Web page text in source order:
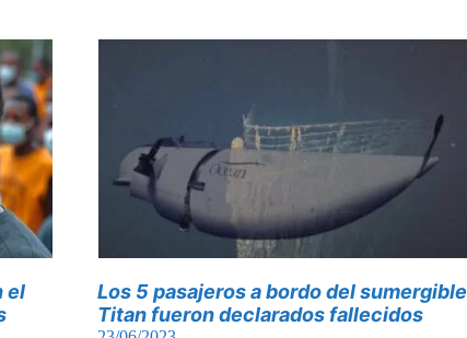
el
Los 5 pasajeros a bordo del sumergible
Titan fueron declarados fallecidos